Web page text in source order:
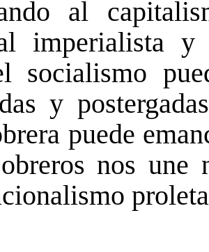
al
imperialista y
socialismo
y
puede
nos une